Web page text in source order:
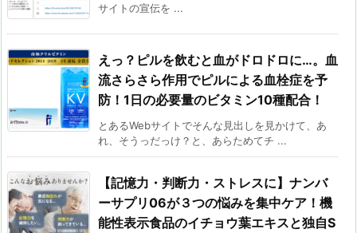
サイトの宣伝を ...
えっ？ピルを飲むと血がドロドロに…。血
流さらさら作用でピルによる血栓症を予
防！1日の必要量のビタミン10種配合！
とあるWebサイトでそんな見出しを見かけて、あ
れ、そうっだっけ？と、あらためてチ ...
【記憶力・判断力・ストレスに】ナンバ
ーサプリ06が３つの悩みを集中ケア！機
能性表示食品のイチョウ葉エキスと独自S